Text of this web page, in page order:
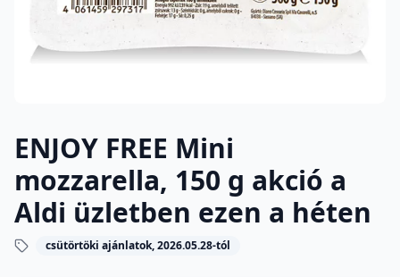
ENJOY FREE Mini
mozzarella, 150 g akció a
Aldi üzletben ezen a héten
csütörtöki ajánlatok, 2026.05.28-tól